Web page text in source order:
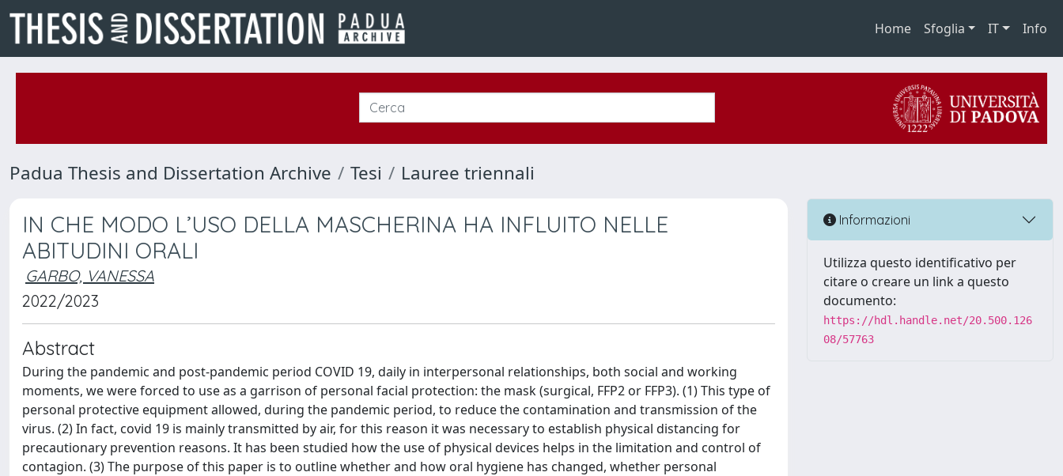
Home Sfoglia IT Info
Padua Thesis and Dissertation Archive Tesi Lauree triennali
IN CHE MODO L’USO DELLA MASCHERINA HA INFLUITO NELLE
ABITUDINI ORALI
GARBO, VANESSA
2022/2023
Abstract
During the pandemic and post-pandemic period COVID 19, daily in interpersonal relationships, both social and working
moments, we were forced to use as a garrison of personal facial protection: the mask (surgical, FFP2 or FFP3). (1) This type of
personal protective equipment allowed, during the pandemic period, to reduce the contamination and transmission of the
virus. (2) In fact, covid 19 is mainly transmitted by air, for this reason it was necessary to establish physical distancing for
precautionary prevention reasons. It has been studied how the use of physical devices helps in the limitation and control of
contagion. (3) The purpose of this paper is to outline whether and how oral hygiene has changed, whether personal
Informazioni
Utilizza questo identificativo per
citare o creare un link a questo
documento:
https://hdl.handle.net/20.500.126
08/57763